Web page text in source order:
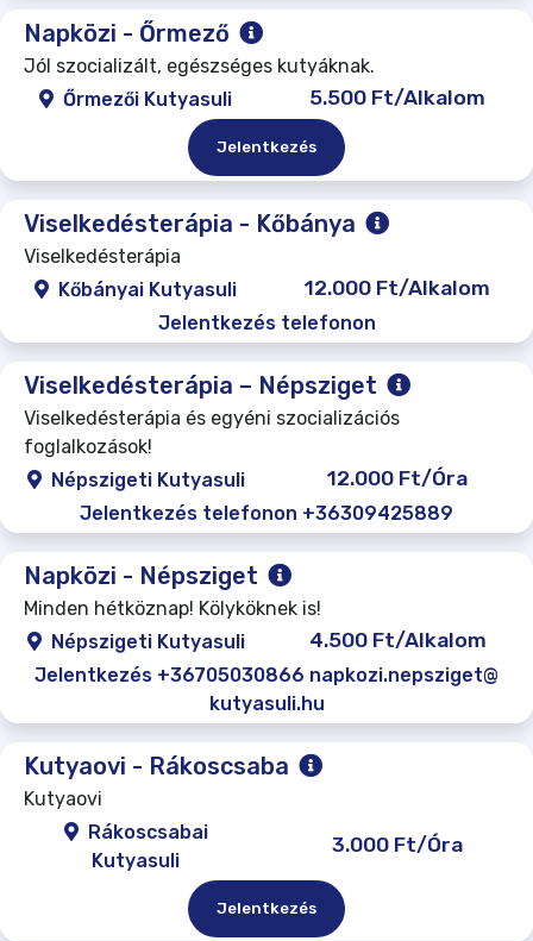
Napközi - Őrmező
Jól szocializált, egészséges kutyáknak.
Őrmezői Kutyasuli
5.500 Ft/Alkalom
Jelentkezés
Viselkedésterápia - Kőbánya
Viselkedésterápia
Kőbányai Kutyasuli
12.000 Ft/Alkalom
Jelentkezés telefonon
Viselkedésterápia – Népsziget
Viselkedésterápia és egyéni szocializációs
foglalkozások!
Népszigeti Kutyasuli
12.000 Ft/Óra
Jelentkezés telefonon +36309425889
Napközi - Népsziget
Minden hétköznap! Kölyköknek is!
Népszigeti Kutyasuli
4.500 Ft/Alkalom
Jelentkezés +36705030866 napkozi.nepsziget@
kutyasuli.hu
Kutyaovi - Rákoscsaba
Kutyaovi
Rákoscsabai
Kutyasuli
3.000 Ft/Óra
Jelentkezés